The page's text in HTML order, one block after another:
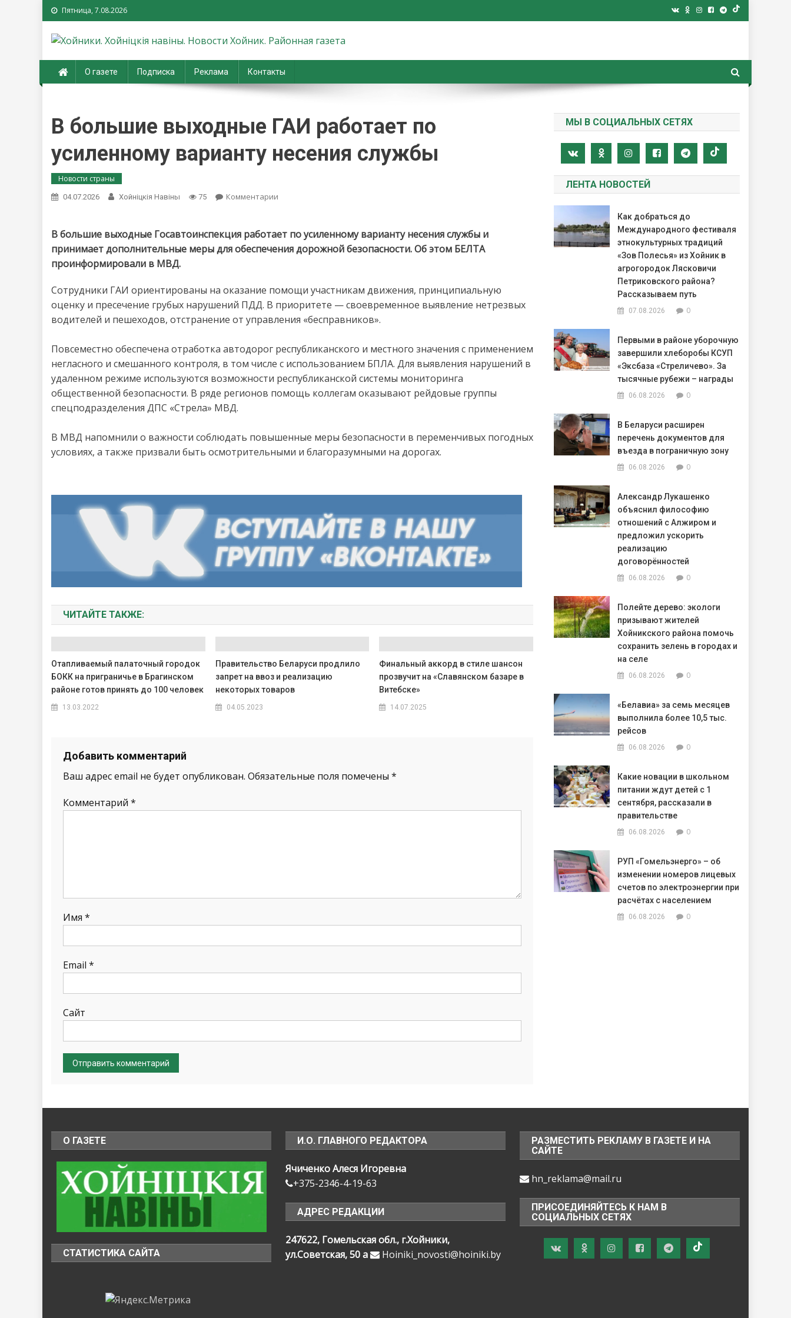
Пятница, 7.08.2026
Хойники. Хойнiцкiя навiны. Новости Хойник. Районная газета
О газете Подписка Реклама Контакты
В большие выходные ГАИ работает по
усиленному варианту несения службы
Новости страны
04.07.2026 Хойнiцкiя Навiны 75 Комментарии
выходные
работает
варианту
несения
службы
В большие выходные Госавтоинспекция работает по усиленному варианту несения службы и
принимает дополнительные меры для обеспечения дорожной безопасности. Об этом БЕЛТА
проинформировали в МВД.
Сотрудники ГАИ ориентированы на оказание помощи участникам движения, принципиальную
оценку и пресечение грубых нарушений ПДД. В приоритете — своевременное выявление нетрезвых
водителей и пешеходов, отстранение от управления «бесправников».
Повсеместно обеспечена отработка автодорог республиканского и местного значения с применением
негласного и смешанного контроля, в том числе с использованием БПЛА. Для выявления нарушений в
удаленном режиме используются возможности республиканской системы мониторинга
общественной безопасности. В ряде регионов помощь коллегам оказывают рейдовые группы
спецподразделения ДПС «Стрела» МВД.
В МВД напомнили о важности соблюдать повышенные меры безопасности в переменчивых погодных
условиях, а также призвали быть осмотрительными и благоразумными на дорогах.
ЧИТАЙТЕ ТАКЖЕ:
Отапливаемый палаточный городок
БОКК на приграничье в Брагинском
районе готов принять до 100 человек
13.03.2022
Правительство Беларуси продлило
запрет на ввоз и реализацию
некоторых товаров
04.05.2023
Финальный аккорд в стиле шансон
прозвучит на «Славянском базаре в
Витебске»
14.07.2025
Добавить комментарий
Ваш адрес email не будет опубликован. Обязательные поля помечены *
Комментарий *
Имя *
Email *
Сайт
МЫ В СОЦИАЛЬНЫХ СЕТЯХ
ЛЕНТА НОВОСТЕЙ
Как добраться до
Международного фестиваля
этнокультурных традиций
«Зов Полесья» из Хойник в
агрогородок Лясковичи
Петриковского района?
Рассказываем путь
07.08.2026 0
Первыми в районе уборочную
завершили хлеборобы КСУП
«Эксбаза «Стреличево». За
тысячные рубежи – награды
06.08.2026 0
В Беларуси расширен
перечень документов для
въезда в пограничную зону
06.08.2026 0
Александр Лукашенко
объяснил философию
отношений с Алжиром и
предложил ускорить
реализацию
договорённостей
06.08.2026 0
Полейте дерево: экологи
призывают жителей
Хойникского района помочь
сохранить зелень в городах и
на селе
06.08.2026 0
«Белавиа» за семь месяцев
выполнила более 10,5 тыс.
рейсов
06.08.2026 0
Какие новации в школьном
питании ждут детей с 1
сентября, рассказали в
правительстве
06.08.2026 0
РУП «Гомельэнерго» – об
изменении номеров лицевых
счетов по электроэнергии при
расчётах с населением
06.08.2026 0
О ГАЗЕТЕ
СТАТИСТИКА САЙТА
И.О. ГЛАВНОГО РЕДАКТОРА
Ячиченко Алеся Игоревна
+375-2346-4-19-63
АДРЕС РЕДАКЦИИ
247622, Гомельская обл., г.Хойники,
ул.Советская, 50 а
Hoiniki_novosti@hoiniki.by
РАЗМЕСТИТЬ РЕКЛАМУ В ГАЗЕТЕ И НА
САЙТЕ
hn_reklama@mail.ru
ПРИСОЕДИНЯЙТЕСЬ К НАМ В
СОЦИАЛЬНЫХ СЕТЯХ